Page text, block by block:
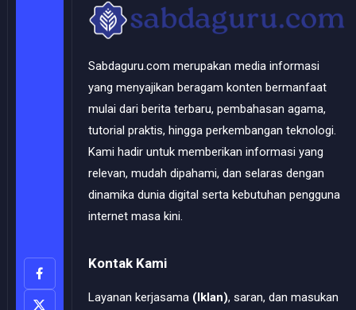
Sabdaguru.com merupakan media informasi
yang menyajikan beragam konten bermanfaat
mulai dari berita terbaru, pembahasan agama,
tutorial praktis, hingga perkembangan teknologi.
Kami hadir untuk memberikan informasi yang
relevan, mudah dipahami, dan selaras dengan
dinamika dunia digital serta kebutuhan pengguna
internet masa kini.
Kontak Kami
Layanan kerjasama (Iklan), saran, dan masukan